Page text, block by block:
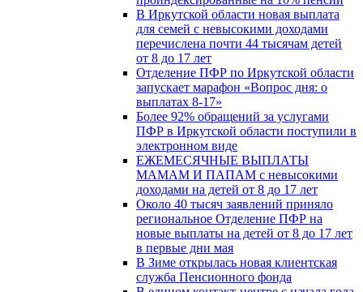
В Иркутской области новая выплата
для семей с невысокими доходами
перечислена почти 44 тысячам детей
от 8 до 17 лет
Отделение ПФР по Иркутской области
запускает марафон «Вопрос дня: о
выплатах 8-17»
Более 92% обращений за услугами
ПФР в Иркутской области поступили в
электронном виде
ЕЖЕМЕСЯЧНЫЕ ВЫПЛАТЫ
МАМАМ И ПАПАМ с невысокими
доходами на детей от 8 до 17 лет
Около 40 тысяч заявлений приняло
региональное Отделение ПФР на
новые выплаты на детей от 8 до 17 лет
в первые дни мая
В Зиме открылась новая клиентская
служба Пенсионного фонда